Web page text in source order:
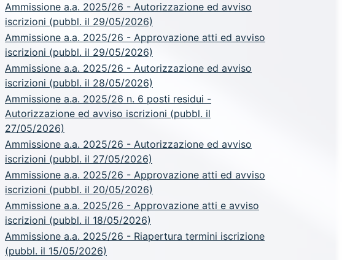
Ammissione a.a. 2025/26 - Autorizzazione ed avviso
iscrizioni (pubbl. il 29/05/2026)
Ammissione a.a. 2025/26 - Approvazione atti ed avviso
iscrizioni (pubbl. il 29/05/2026)
Ammissione a.a. 2025/26 - Autorizzazione ed avviso
iscrizioni (pubbl. il 28/05/2026)
Ammissione a.a. 2025/26 n. 6 posti residui -
Autorizzazione ed avviso iscrizioni (pubbl. il
27/05/2026)
Ammissione a.a. 2025/26 - Autorizzazione ed avviso
iscrizioni (pubbl. il 27/05/2026)
Ammissione a.a. 2025/26 - Approvazione atti ed avviso
iscrizioni (pubbl. il 20/05/2026)
Ammissione a.a. 2025/26 - Approvazione atti e avviso
iscrizioni (pubbl. il 18/05/2026)
Ammissione a.a. 2025/26 - Riapertura termini iscrizione
(pubbl. il 15/05/2026)